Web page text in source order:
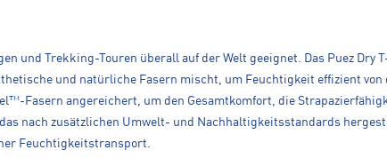
und Trekking-Touren überall auf der Welt geeignet. Das Puez Dry
und natürliche Fasern mischt, um Feuchtigkeit effizient von
Fasern angereichert, um den Gesamtkomfort, die
nach zusätzlichen Umwelt- und Nachhaltigkeitsstandards
Feuchtigkeitstransport.